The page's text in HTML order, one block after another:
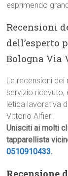
esprimendo
Recensioni
dell’esperto
Bologna Via
Le recensioni dei
servizio ricevuto,
letica lavorativa
Vittorio Alfieri.
Unisciti ai molti
tapparellista
0510910433.
Recensione